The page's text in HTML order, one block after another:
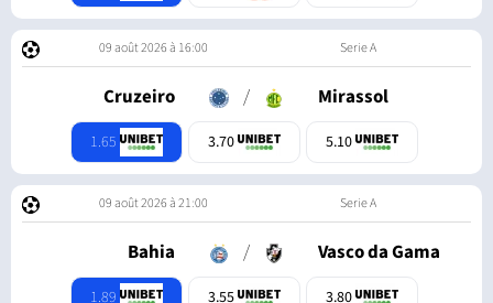
09 août 2026 à 16:00 Serie A
Cruzeiro / Mirassol
1.65 3.70 5.10
09 août 2026 à 21:00 Serie A
Bahia / Vasco da Gama
1.89 3.55 3.80